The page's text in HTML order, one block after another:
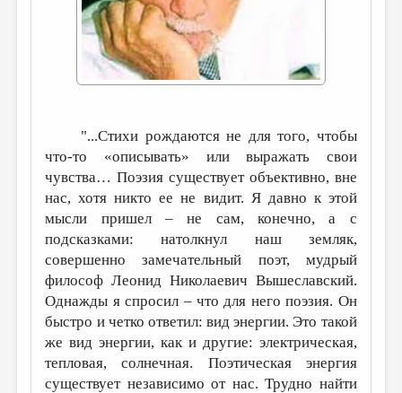
ПЕРЕВОДЫ
КОНКУРСЫ
ДЕТСКАЯ КОМНАТА
ОБЗОР ЛИТЕРАТУРЫ
СТРАНИЦЫ ПАМЯТИ
ОБЪЯВЛЕНИЯ
КОЛОНКА РЕДАКТОРА
РЕДКОЛЛЕГИЯ
ОТ РЕДАКЦИИ
МАЛАЯ ПРОЗА
ЭССЕИСТИКА
"...Стихи рождаются не для того, чтобы
что-то «описывать» или выражать свои
чувства… Поэзия существует объективно, вне
нас, хотя никто ее не видит. Я давно к этой
мысли пришел – не сам, конечно, а с
подсказками: натолкнул наш земляк,
совершенно замечательный поэт, мудрый
философ Леонид Николаевич Вышеславский.
Однажды я спросил – что для него поэзия. Он
быстро и четко ответил: вид энергии. Это такой
же вид энергии, как и другие: электрическая,
тепловая, солнечная. Поэтическая энергия
существует независимо от нас. Трудно найти